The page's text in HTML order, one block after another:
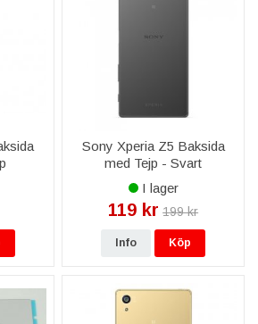
Sony Xperia Z5 Baksida
med Tejp - Svart
I lager
119 kr 199 kr
Info Köp